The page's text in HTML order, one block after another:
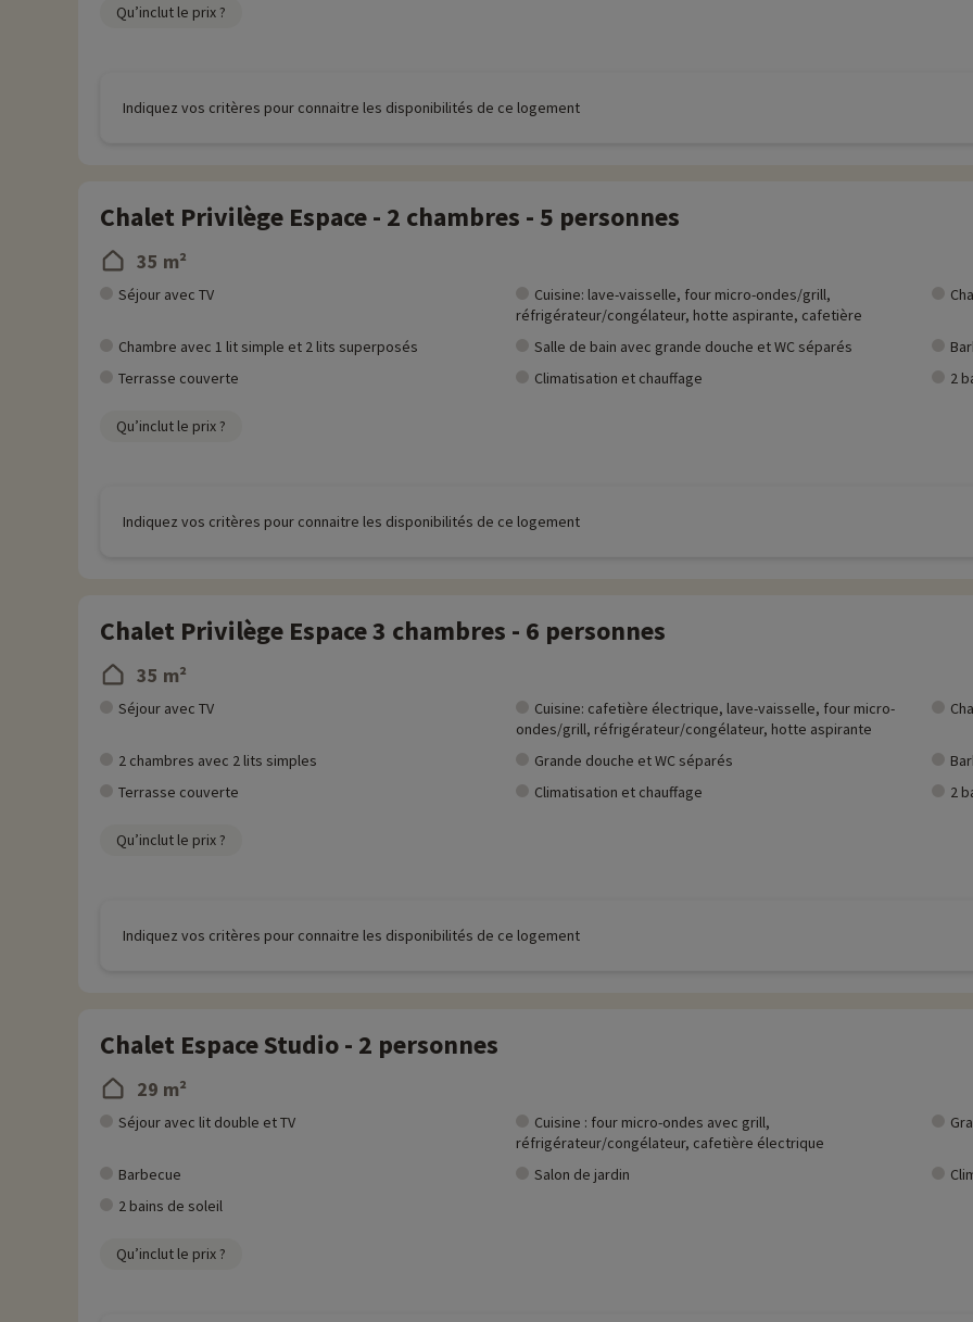
Qu’inclut le prix ?
Indiquez vos critères pour connaitre les disponibilités de ce logement
Chalet Privilège Espace - 2 chambres - 5 personnes
35 m²
Séjour avec TV
Cuisine: lave-vaisselle, four micro-ondes/grill,
réfrigérateur/congélateur, hotte aspirante, cafetière
Chambre avec 1 lit simple et 2 lits superposés Salle de bain avec grande douche et WC séparés
Terrasse couverte
Climatisation et chauffage 2
Qu’inclut le prix ?
Indiquez vos critères pour connaitre les disponibilités de ce logement
Chalet Privilège Espace 3 chambres - 6 personnes
35 m²
Séjour avec TV
Cuisine: cafetière électrique, lave-vaisselle, four micro-
ondes/grill, réfrigérateur/congélateur, hotte aspirante
2 chambres avec 2 lits simples Grande douche et WC séparés
Terrasse couverte
Climatisation et chauffage 2
Qu’inclut le prix ?
Indiquez vos critères pour connaitre les disponibilités de ce logement
Chalet Espace Studio - 2 personnes
29 m²
Séjour avec lit double et TV
Cuisine : four micro-ondes avec grill,
réfrigérateur/congélateur, cafetière électrique
Barbecue Salon de jardin
2 bains de soleil
Qu’inclut le prix ?